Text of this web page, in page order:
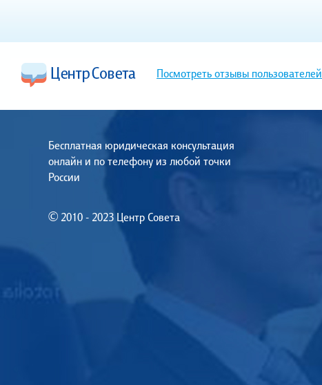
Посмотреть отзывы пользователей
Бесплатная юридическая консультация
онлайн и по телефону из любой точки
России
© 2010 - 2023 Центр Совета